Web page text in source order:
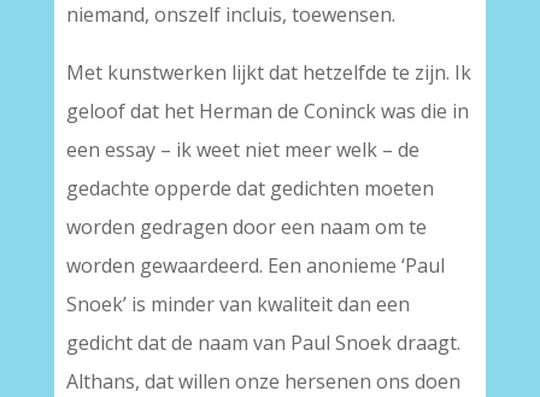
niemand, onszelf incluis, toewensen.
Met kunstwerken lijkt dat hetzelfde te zijn. Ik
geloof dat het Herman de Coninck was die in
een essay – ik weet niet meer welk – de
gedachte opperde dat gedichten moeten
worden gedragen door een naam om te
worden gewaardeerd. Een anonieme ‘Paul
Snoek’ is minder van kwaliteit dan een
gedicht dat de naam van Paul Snoek draagt.
Althans, dat willen onze hersenen ons doen